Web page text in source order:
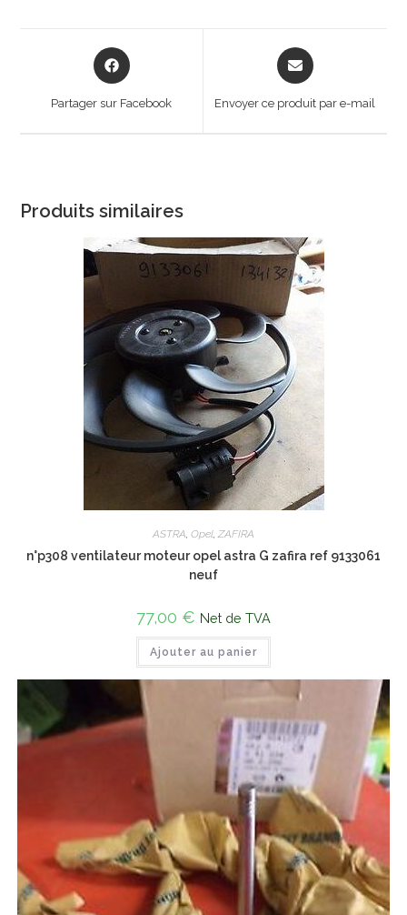
Opens
in
Partager sur Facebook
Opens
in
new
Envoyer ce produit par e-mail
Produits similaires
ASTRA, Opel,ZAFIRA
n°p308 ventilateur moteur opel astra G zafira ref 9133061
neuf
77,00 € Net de TVA
Ajouter au panier